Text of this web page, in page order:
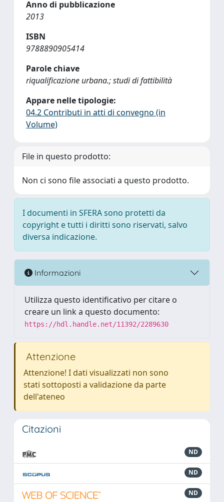
Anno di pubblicazione
2013
ISBN
9788890905414
Parole chiave
riqualificazione urbana.; studi di fattibilità
Appare nelle tipologie:
04.2 Contributi in atti di convegno (in
Volume)
File in questo prodotto:
Non ci sono file associati a questo prodotto.
I documenti in SFERA sono protetti da
copyright e tutti i diritti sono riservati, salvo
diversa indicazione.
Informazioni
Utilizza questo identificativo per citare o
creare un link a questo documento:
https://hdl.handle.net/11392/2289630
Attenzione
Attenzione! I dati visualizzati non sono
stati sottoposti a validazione da parte
dell'ateneo
Citazioni
ND
ND
ND